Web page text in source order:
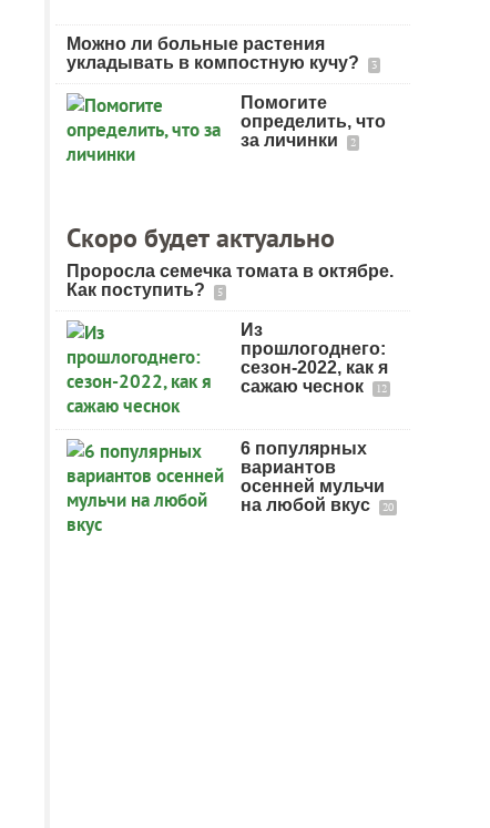
Можно ли больные растения
укладывать в компостную кучу?
3
Помогите
определить, что
за личинки
2
Скоро будет актуально
Проросла семечка томата в октябре.
Как поступить?
5
Из
прошлогоднего:
сезон-2022, как я
сажаю чеснок
12
6 популярных
вариантов
осенней мульчи
на любой вкус
20